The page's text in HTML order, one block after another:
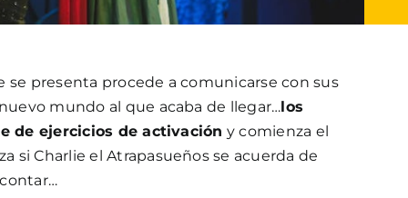
se presenta procede a comunicarse con sus
mundo al que acaba de llegar…los
de ejercicios de activación y comienza el
si Charlie el Atrapasueños se acuerda de